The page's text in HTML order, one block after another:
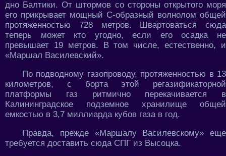
дно Балтики. От штормов со стороны открытого моря
его прикрывает мощный С-образный волнолом общей
протяженностью 728 метров. Швартоваться сюда
теперь может кто угодно, если его осадка не
превышает 19 метров. В том числе, естественно, и
«Маршал Василевский».
По подводному газопроводу, протяженностью в 13
километров, с борта этой регазификаторной
платформы газ ритмично перекачивается в
Калининградское подземное хранилище общей
емкостью в 3,7 миллиарда кубов газа в год.
Правда, прежде «Маршалу Василевскому» еще
требуется доставить сюда СПГ из Высоцка.